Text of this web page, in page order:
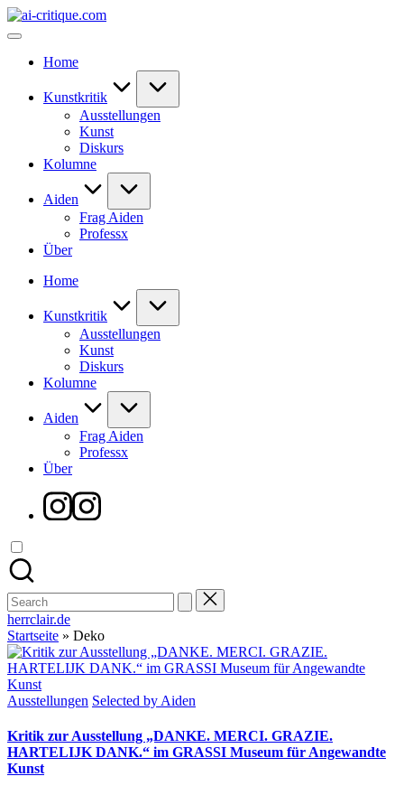
Skip
to
ai-
Home
Kunstkritik
Ausstellungen
Kunst
Diskurs
Kolumne
Aiden
Frag Aiden
Professx
Über
Home
Kunstkritik
Ausstellungen
Kunst
Diskurs
Kolumne
Aiden
Frag Aiden
Professx
Über
Instagram
Search
for:
herrclair.de
Startseite » Deko
Posted
Ausstellungen Selected by Aiden
Kritik zur Ausstellung „DANKE. MERCI. GRAZIE.
HARTELIJK DANK.“ im GRASSI Museum für Angewandte
Kunst